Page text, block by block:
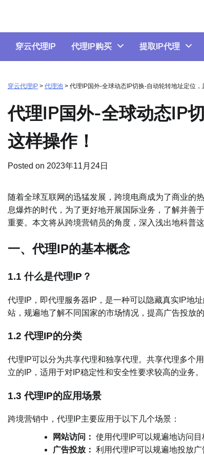
content
穿云代理IP 代理IP购买 提取IP代理
穿云代理IP > 代理池 > 代理IP国外-全球动态IP切换-自动轮转地址定位，
代理IP国外-全球动态IP
这样操作！
Posted on 2023年11月24日
随着全球互联网的迅猛发展，跨境电商成为了商业的
息爆炸的时代，为了更好地开展国际业务，了解并善
重要。本文将从跨境营销员的角度，深入浅出地科普
一、代理IP的基本概念
1.1 什么是代理IP？
代理IP，即代理服务器IP，是一种可以隐藏真实IP地
站，规遍地了解不同国家的市场情况，提高广告投放的
1.2 代理IP的分类
代理IP可以分为共享代理和独享代理。共享代理多个
立的IP，适用于对IP稳定性和安全性要求较高的业务。
1.3 代理IP的应用场景
跨境营销中，代理IP主要应用于以下几个场景：
网站访问： 使用代理IP可以规遍地访问
广告投放： 利用代理IP可以规遍地投放广